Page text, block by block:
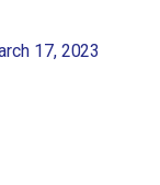
17, 2023